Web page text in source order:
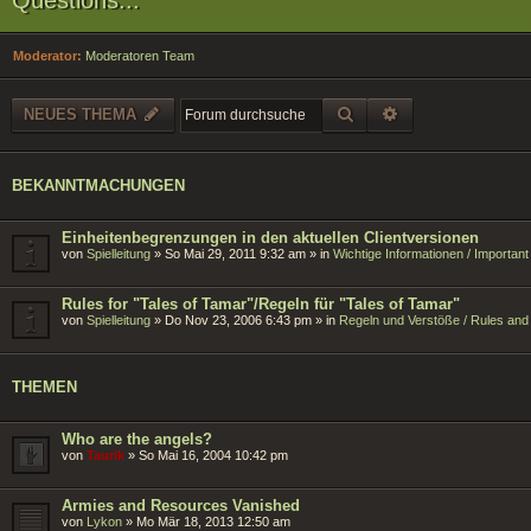
Moderator: Moderatoren Team
NEUES THEMA SUCHE
BEKANNTMACHUNGEN
Einheitenbegrenzungen in den aktuellen Clientversionen
von Spielleitung » So Mai 29, 2011 9:32 am » in Wichtige Informationen /
Rules for "Tales of Tamar"/Regeln für "Tales of Tamar"
von Spielleitung » Do Nov 23, 2006 6:43 pm » in Regeln und Verstöße / Rules and
THEMEN
Who are the angels?
von Taurik » So Mai 16, 2004 10:42 pm
Armies and Resources Vanished
von Lykon » Mo Mär 18, 2013 12:50 am